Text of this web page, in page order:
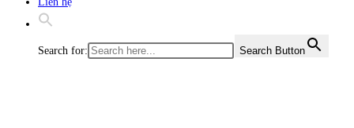
Search for: Search Button